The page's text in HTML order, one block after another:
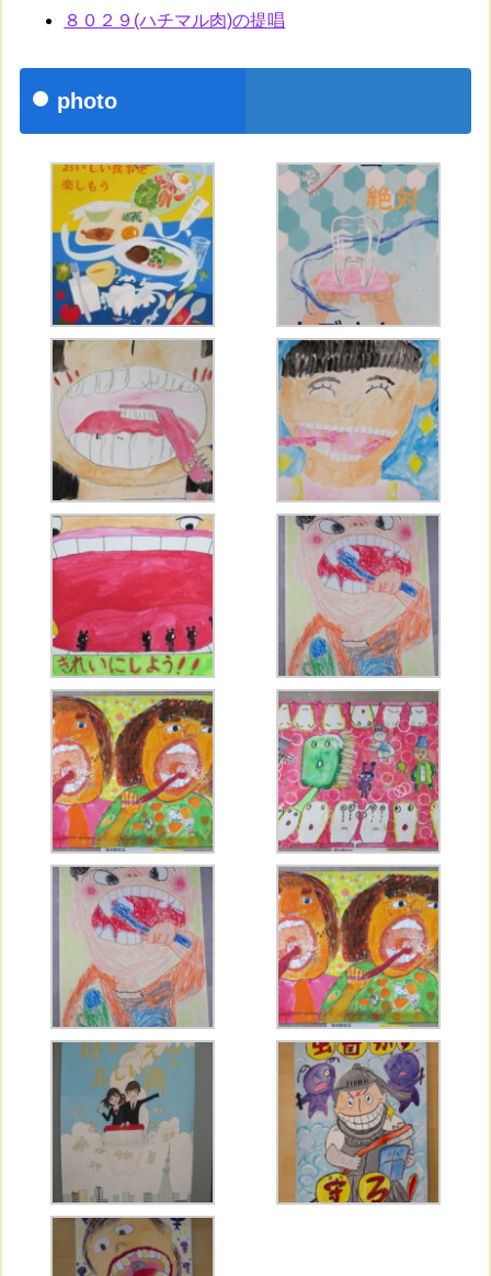
８０２９(ハチマル肉)の提唱
photo